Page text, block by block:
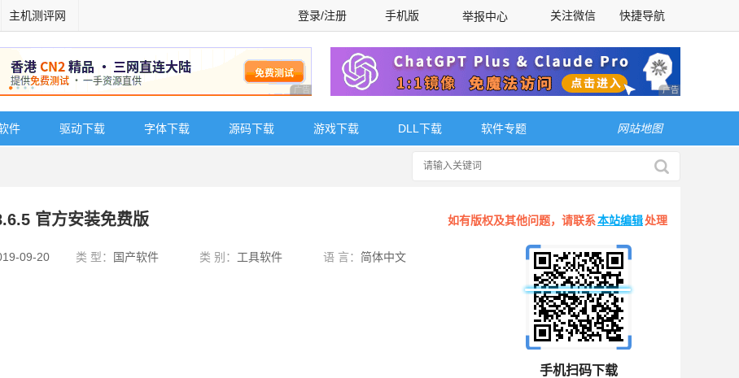
主机测评网 登录/注册 手机版 举报中心 关注微信 快捷导航
广告 商业广告，理性选择 广告 商业广告，理
件 驱动下载 字体下载 源码下载 游戏下载 DLL下载 软件专题 网站地图
官方安装免费版 如有版权及其他问题，请联系本站编辑处理
09-20 类 型： 国产软件 类 别： 工具软件 语 言： 简体中文
手机扫码下载